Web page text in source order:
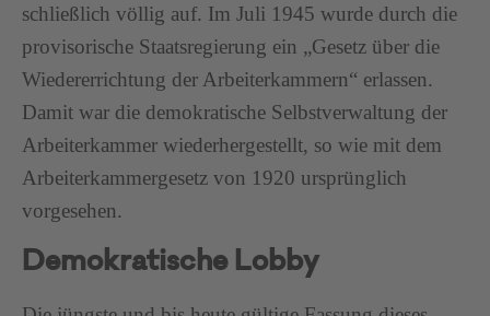
schließlich völlig auf. Im Juli 1945 wurde durch die
provisorische Staatsregierung ein „Gesetz über die
Wiedererrichtung der Arbeiterkammern“ erlassen.
Damit war die demokratische Selbstverwaltung der
Arbeiterkammer wiederhergestellt, so wie mit dem
Arbeiterkammergesetz von 1920 ursprünglich
vorgesehen.
Demokratische Lobby